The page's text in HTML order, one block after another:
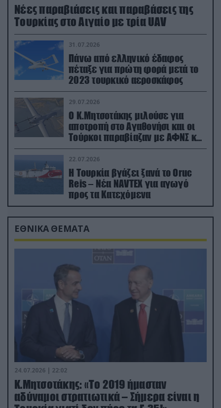
Νέες παραβιάσεις και παραβάσεις της
Τουρκίας στο Αιγαίο με τρία UAV
31.07.2026
Πάνω από ελληνικό έδαφος
πέταξε για πρώτη φορά μετά το
2023 τουρκικό αεροσκάφος
29.07.2026
Ο Κ.Μητσοτάκης μιλούσε για
αποτροπή στο Αγαθονήσι και οι
Τούρκοι παραβίαζαν με ΑΦΝΣ και
drone
22.07.2026
Η Τουρκία βγάζει ξανά το Oruc
Reis – Νέα NAVTEX για αγωγό
προς τα Κατεχόμενα
ΕΘΝΙΚΑ ΘΕΜΑΤΑ
24.07.2026 | 22:02
Κ.Μητσοτάκης: «Το 2019 ήμασταν
αδύναμοι στρατιωτικά – Σήμερα είναι η